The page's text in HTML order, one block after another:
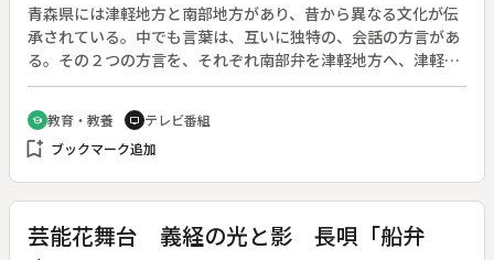
青森県には津軽地方と南部地方があり、昔から異なる文化が伝
承されている。中でも言葉は、互いに独特の、会話の方言があ
る。その２つの方言を、それぞれ南部弁を津軽地方へ、津軽弁
を南部地方へ、タレントが持っていき、一般の人々へ質問し取
材する。◆今回は津軽弁の「むっつい」を取り上げる。
school 教育・教養 tv テレビ番組
bookmark_add ブックマーク追加
芸能花舞台 義経の光と影 長唄「船弁